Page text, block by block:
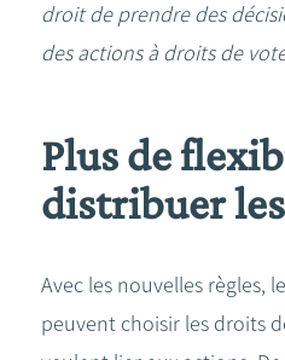
droit de prendre des
des actions à droits de
Plus de
distribuer
Avec les nouvelles règles,
peuvent choisir les droits